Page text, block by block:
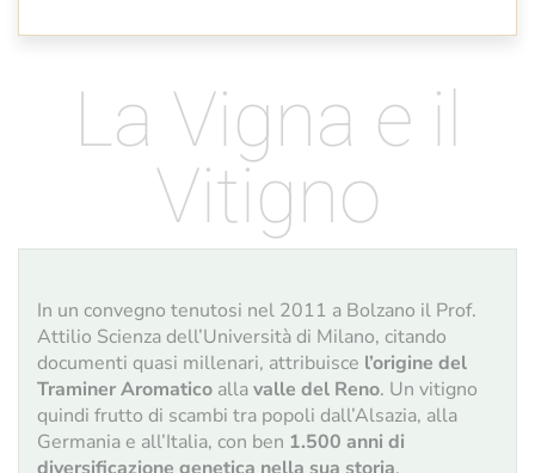
La Vigna e il
Vitigno
In un convegno tenutosi nel 2011 a Bolzano il Prof.
Attilio Scienza dell’Università di Milano, citando
documenti quasi millenari, attribuisce l’origine del
Traminer Aromatico allavalle del Reno. Un vitigno
quindi frutto di scambi tra popoli dall’Alsazia, alla
Germania e all’Italia, con ben 1.500 anni di